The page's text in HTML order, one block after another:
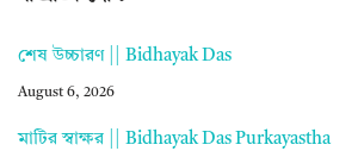
শেষ উচ্চারণ || Bidhayak Das
August 6, 2026
মাটির স্বাক্ষর || Bidhayak Das Purkayastha